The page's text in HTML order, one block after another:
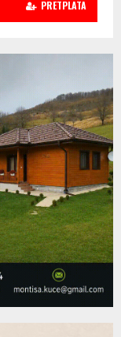
PRETPLATA